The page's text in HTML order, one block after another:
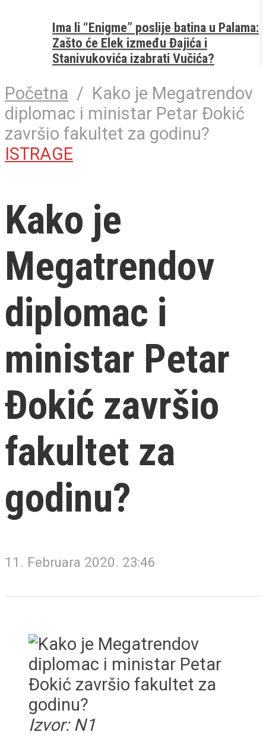
Ima li “Enigme” poslije batina u Palama:
Zašto će Elek između Đajića i
Stanivukovića izabrati Vučića?
Početna / Kako je Megatrendov
diplomac i ministar Petar Đokić
završio fakultet za godinu?
ISTRAGE
Kako je
Megatrendov
diplomac i
ministar Petar
Đokić završio
fakultet za
godinu?
11. Februara 2020. 23:46
Izvor: N1